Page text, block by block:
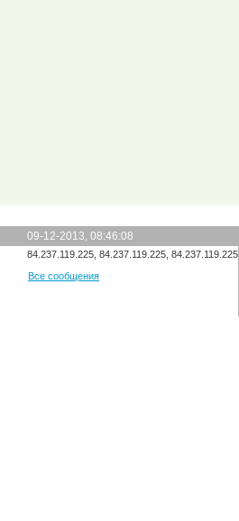
09-12-2013, 08:46:08
84.237.119.225, 84.237.119.225, 84.237.119.225
Все сообщения